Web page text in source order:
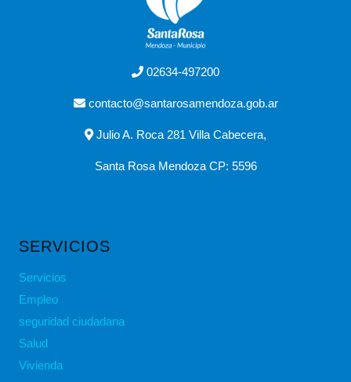
02634-497200
contacto@santarosamendoza.gob.ar
Julio A. Roca 281 Villa Cabecera,
Santa Rosa Mendoza CP: 5596
SERVICIOS
Servicios
Empleo
seguridad ciudadana
Salud
Vivienda